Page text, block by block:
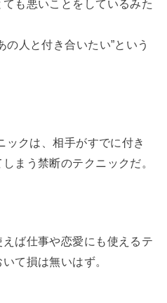
ても悪いことをしているみた
の人と付き合いたい”という
クは、相手がすでに付き
まう禁断のテクニックだ。
ば仕事や恋愛にも使えるテ
て損は無いはず。